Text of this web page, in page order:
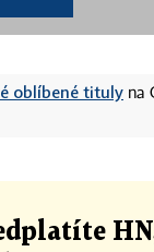
oblíbené tituly na